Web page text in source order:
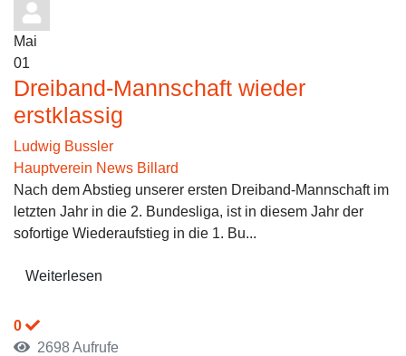
Mai
01
Dreiband-Mannschaft wieder
erstklassig
Ludwig Bussler
Hauptverein News Billard
Nach dem Abstieg unserer ersten Dreiband-Mannschaft im
letzten Jahr in die 2. Bundesliga, ist in diesem Jahr der
sofortige Wiederaufstieg in die 1. Bu...
Weiterlesen
0
2698 Aufrufe